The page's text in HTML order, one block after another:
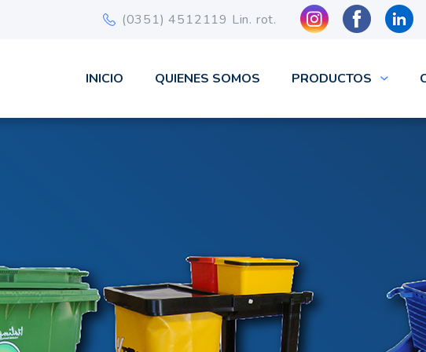
(0351) 4512119 Lin. rot.
INICIO QUIENES SOMOS PRODUCTOS